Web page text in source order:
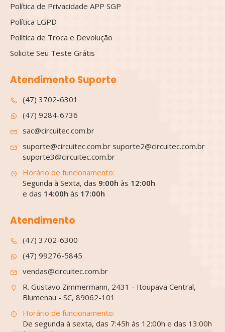
Política de Privacidade APP SGP
Política LGPD
Política de Troca e Devolução
Solicite Seu Teste Grátis
Atendimento Suporte
(47) 3702-6301
(47) 9284-6736
sac@circuitec.com.br
suporte@circuitec.com.br suporte2@circuitec.com.br
suporte3@circuitec.com.br
Horário de funcionamento:
Segunda à Sexta, das 9:00h às 12:00h
e das 14:00h às 17:00h
Atendimento
(47) 3702-6300
(47) 99276-5845
vendas@circuitec.com.br
R. Gustavo Zimmermann, 2431 - Itoupava Central,
Blumenau - SC, 89062-101
Horário de funcionamento:
De segunda à sexta, das 7:45h às 12:00h e das 13:00h